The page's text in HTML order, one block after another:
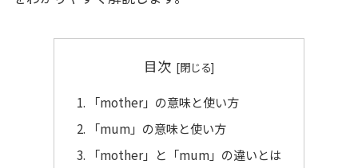
目次
「mother」の意味と使い方
「mum」の意味と使い方
「mother」と「mum」の違いとは